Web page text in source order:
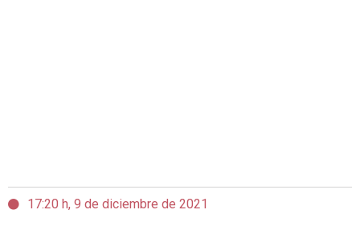
17:20 h, 9 de diciembre de 2021